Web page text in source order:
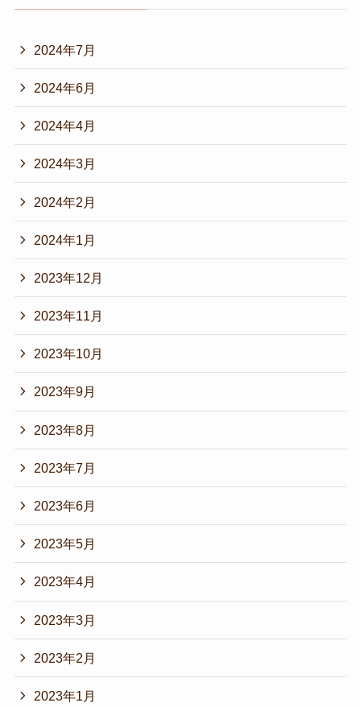
2024年7月
2024年6月
2024年4月
2024年3月
2024年2月
2024年1月
2023年12月
2023年11月
2023年10月
2023年9月
2023年8月
2023年7月
2023年6月
2023年5月
2023年4月
2023年3月
2023年2月
2023年1月